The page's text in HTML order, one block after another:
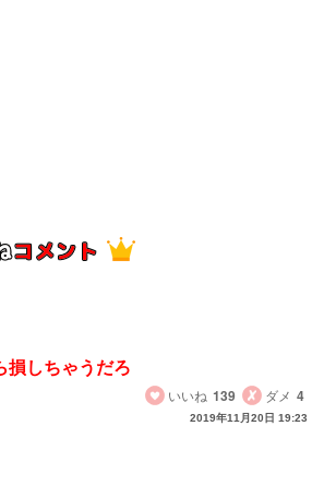
損しちゃうだろ
いいね 139 ダメ 4
2019年11月20日 19:23